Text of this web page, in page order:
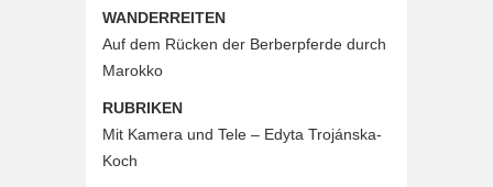
WANDERREITEN
Auf dem Rücken der Berberpferde durch
Marokko
RUBRIKEN
Mit Kamera und Tele – Edyta Trojánska-
Koch